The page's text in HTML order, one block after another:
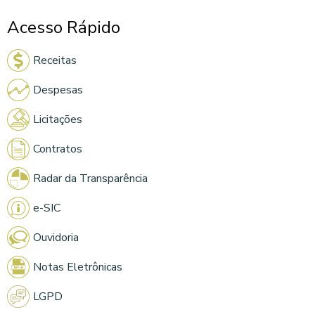
Acesso Rápido
Receitas
Despesas
Licitações
Contratos
Radar da Transparência
e-SIC
Ouvidoria
Notas Eletrônicas
LGPD